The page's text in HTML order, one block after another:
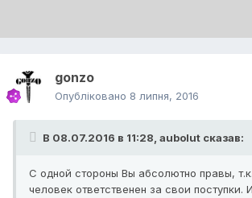
gonzo
Опубліковано 8 липня, 2016
В 08.07.2016 в 11:28, aubolut сказав:
С одной стороны Вы абсолютно правы,
человек ответственен за свои поступки.